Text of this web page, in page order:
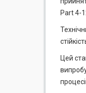
Part 4-
Цей